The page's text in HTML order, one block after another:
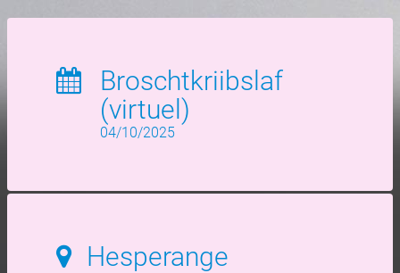
Broschtkriibslaf
(virtuel)
04/10/2025
Hesperange